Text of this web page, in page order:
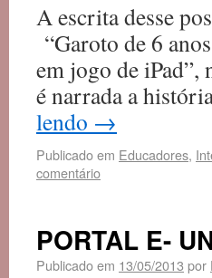
A escrita desse
“Garoto de 6
em jogo de
é narrada a
lendo →
Publicado em Educadores,
comentário
PORTAL E-
Publicado em 13/05/2013 por